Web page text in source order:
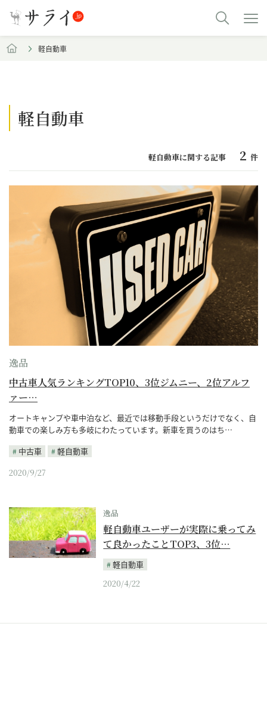
軽自動車
軽自動車
軽自動車に関する記事 2 件
逸品
中古車人気ランキングTOP10、3位ジムニー、2位アルフ
ァー…
オートキャンプや車中泊など、最近では移動手段というだけでなく、自
動車での楽しみ方も多岐にわたっています。新車を買うのはち…
中古車
軽自動車
2020/9/27
逸品
軽自動車ユーザーが実際に乗ってみ
て良かったことTOP3、3位…
軽自動車
2020/4/22